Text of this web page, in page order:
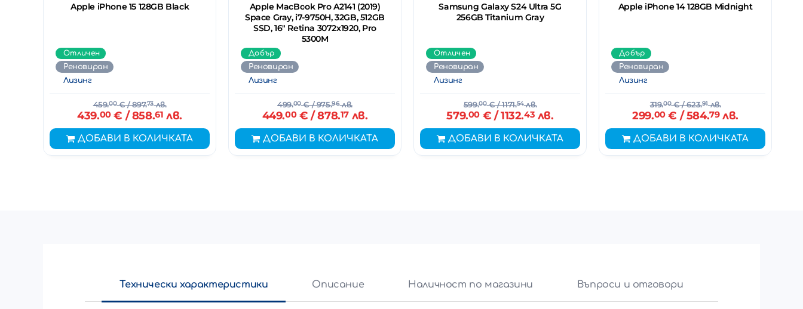
Apple iPhone 15 128GB Black
Отличен
Реновиран
Лизинг
459.00€/ 897.73лв.
439.00€ / 858.61 лв.
ДОБАВИ В КОЛИЧКАТА
Apple MacBook Pro A2141 (2019)
Space Gray, i7-9750H, 32GB, 512GB
SSD, 16" Retina 3072x1920, Pro
5300M
Добър
Реновиран
Лизинг
499.00€/ 975.96лв.
449.00€ / 878.17лв.
ДОБАВИ В КОЛИЧКАТА
Samsung Galaxy S24 Ultra 5G
256GB Titanium Gray
Отличен
Реновиран
Лизинг
599.00€/ 1171.54лв.
579.00€ / 1132.43 лв.
ДОБАВИ В КОЛИЧКАТА
Apple iPhone 14 128GB Midnight
Добър
Реновиран
Лизинг
319.00€/ 623.91лв.
299.00€ / 584.79лв.
ДОБАВИ В КОЛИЧКАТА
Технически характеристики Описание Наличност по магазини Въпроси и отговори